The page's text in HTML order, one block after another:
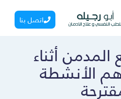
اتصل بنا
أثناء
الأنشطة